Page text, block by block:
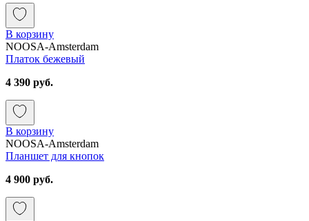
В корзину
NOOSA-Amsterdam
Платок бежевый
4 390 руб.
В корзину
NOOSA-Amsterdam
Планшет для кнопок
4 900 руб.